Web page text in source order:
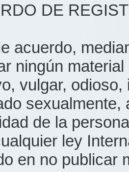
DE
acuerdo,
ningún
vulgar,
sexualmente,
de la
ley
en no publicar